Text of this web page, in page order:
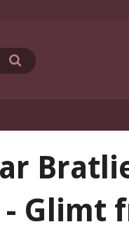
- Glimt